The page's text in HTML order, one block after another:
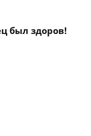
был здоров!